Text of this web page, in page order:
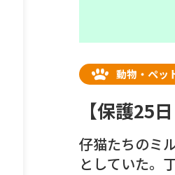
動物・ペッ
【保護25
仔猫たちのミ
としていた。